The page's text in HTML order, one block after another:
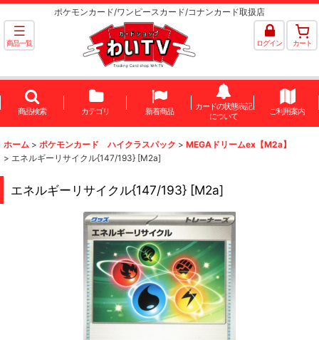
ポケモンカード/ワンピースカード/コナンカード取扱店
商品一覧 ログイン カート
商品検索 カテゴリ 新着商品
カードの状態表記
について
ご利用案内
ホーム > ポケモンカード ハイクラスパック > MEGAドリームex【M2a】
> エネルギーリサイクル{147/193} [M2a]
エネルギーリサイクル{147/193} [M2a]